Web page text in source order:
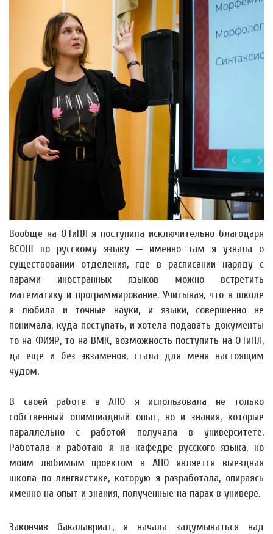
Вообще на ОТиПЛ я поступила исключительно благодаря
ВСОШ по русскому языку — именно там я узнала о
существовании отделения, где в расписании наряду с
парами иностранных языков можно встретить
математику и программирование. Учитывая, что в школе
я любила и точные науки, и языки, совершенно не
понимала, куда поступать, и хотела подавать документы
то на ФИЯР, то на ВМК, возможность поступить на ОТиПЛ,
да еще и без экзаменов, стала для меня настоящим
чудом.
В своей работе в АПО я использовала не только
собственный олимпиадный опыт, но и знания, которые
параллельно с работой получала в университете.
Работала и работаю я на кафедре русского языка, но
моим любимым проектом в АПО является выездная
школа по лингвистике, которую я разработала, опираясь
именно на опыт и знания, полученные на парах в универе.
Закончив бакалавриат, я начала задумываться над